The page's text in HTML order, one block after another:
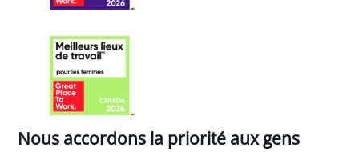
Nous accordons la priorité aux gens